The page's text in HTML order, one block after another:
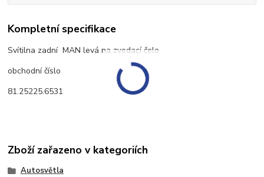
Kompletní specifikace
Svítilna zadní MAN levá na zvedací čelo
obchodní číslo
81.25225.6531
Zboží zařazeno v kategoriích
Autosvětla